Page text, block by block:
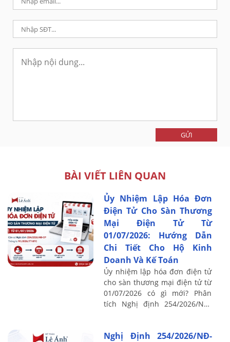
GỬI
BÀI VIẾT LIÊN QUAN
Ủy Nhiệm Lập Hóa Đơn
Điện Tử Cho Sàn Thương
Mại Điện Tử Từ
01/07/2026: Hướng Dẫn
Chi Tiết Cho Hộ Kinh
Doanh Và Kế Toán
Ủy nhiệm lập hóa đơn điện tử
cho sàn thương mại điện tử từ
01/07/2026 có gì mới? Phân
tích Nghị định 254/2026/NĐ-
Nghị Định 254/2026/NĐ-